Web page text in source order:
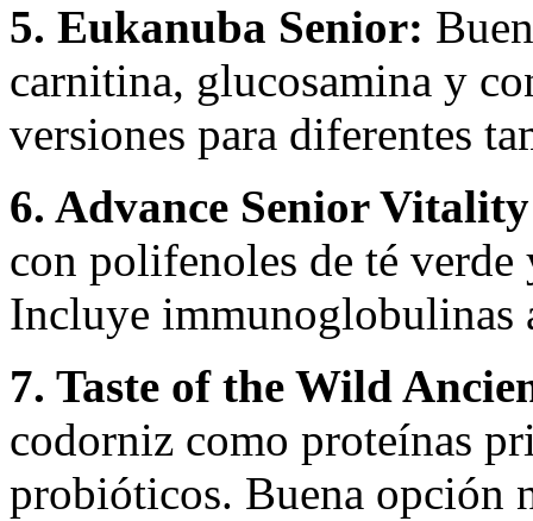
5. Eukanuba Senior:
carnitina, glucosamina y
versiones para diferentes
6. Advance Senior
con polifenoles de té
Incluye immunoglobulinas
7. Taste of the Wild
codorniz como proteínas
probióticos. Buena opción